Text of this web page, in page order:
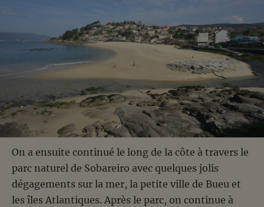
On a ensuite continué le long de la côte à travers le
parc naturel de Sobareiro avec quelques jolis
dégagements sur la mer, la petite ville de Bueu et
les îles Atlantiques. Après le parc, on continue à